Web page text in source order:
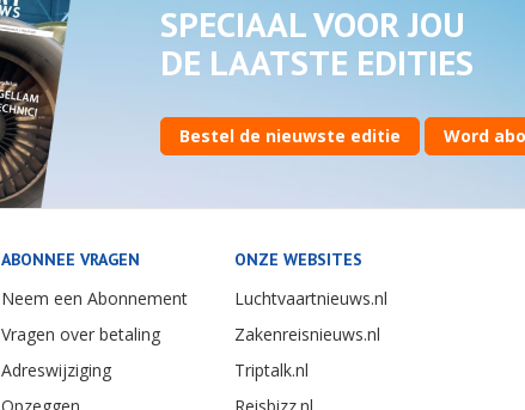
SPECIAAL VOOR JOU
DE LAATSTE EDITIES
Bestel de nieuwste editie Word
ABONNEE VRAGEN
Neem een Abonnement
Vragen over betaling
Adreswijziging
ONZE WEBSITES
Luchtvaartnieuws.nl
Zakenreisnieuws.nl
Triptalk.nl